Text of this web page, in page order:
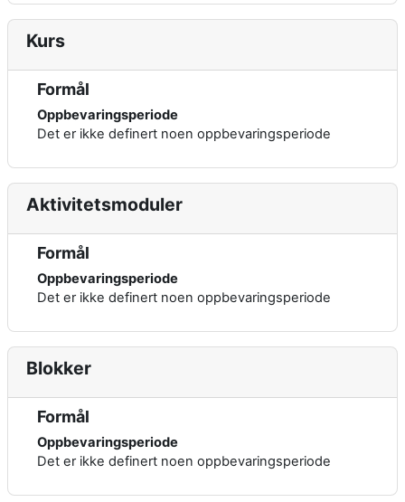
Kurs
Formål
Oppbevaringsperiode
Det er ikke definert noen oppbevaringsperiode
Aktivitetsmoduler
Formål
Oppbevaringsperiode
Det er ikke definert noen oppbevaringsperiode
Blokker
Formål
Oppbevaringsperiode
Det er ikke definert noen oppbevaringsperiode